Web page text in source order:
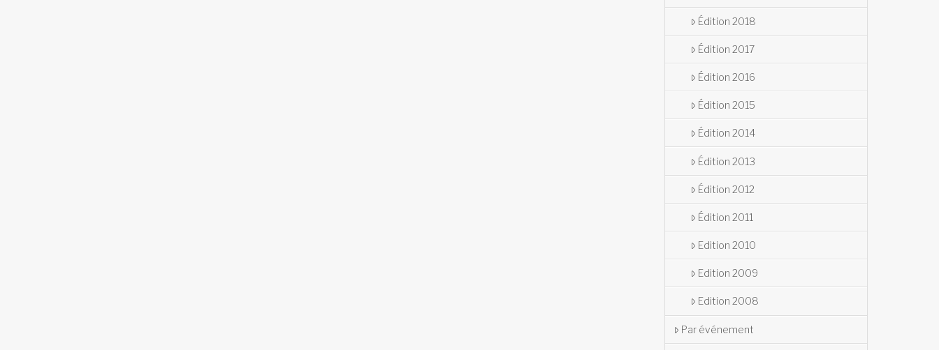
Édition 2018
Édition 2017
Édition 2016
Édition 2015
Édition 2014
Édition 2013
Édition 2012
Édition 2011
Edition 2010
Edition 2009
Edition 2008
Par événement